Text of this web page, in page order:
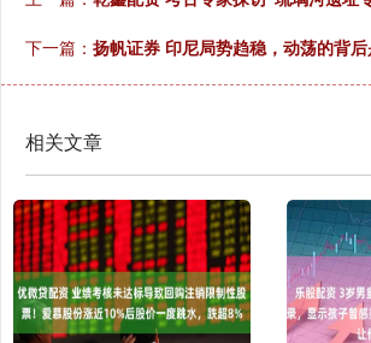
下一篇： 扬帆证券 印尼局势趋稳，动荡的背后
相关文章